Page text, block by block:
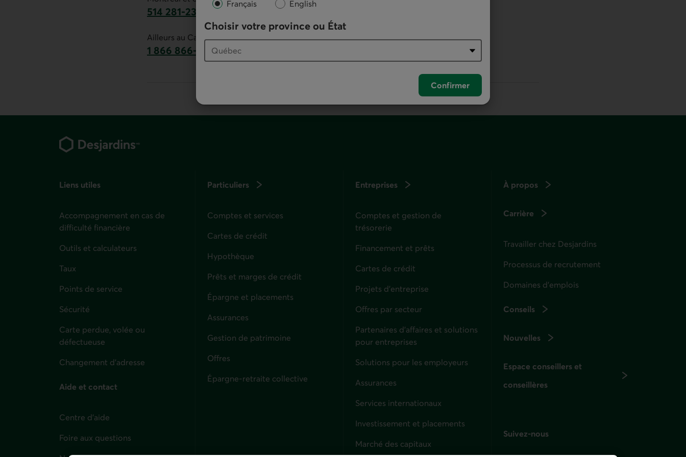
Français English
Choisir votre province ou État
Confirmer
514 281-2336
Ce lien lancera votre logiciel de téléphonie par défaut.
Ailleurs au Canada :
1 866 866-7000
numéro sans frais. Ce lien lancera votre logiciel de téléphonie par défaut
Liens utiles
Accompagnement en cas de
difficulté financière
Outils et calculateurs
Taux
Points de service
Sécurité
Carte perdue, volée ou
défectueuse
Changement d'adresse
Aide et contact
Centre d'aide
Foire aux questions
Particuliers
Comptes et services
Cartes de crédit
Hypothèque
Prêts et marges de crédit
Épargne et placements
Assurances
Gestion de patrimoine
Offres
Épargne-retraite collective
Entreprises
Comptes et gestion de
trésorerie
Financement et prêts
Cartes de crédit
Projets d'entreprise
Offres par secteur
Partenaires d’affaires et solutions
pour entreprises
Solutions pour les employeurs
Assurances
Services internationaux
Investissement et placements
Marché des capitaux
À propos
Carrière
Travailler chez Desjardins
Processus de recrutement
Domaines d’emplois
Conseils
Nouvelles
Espace conseillers et
conseillères
Suivez-nous